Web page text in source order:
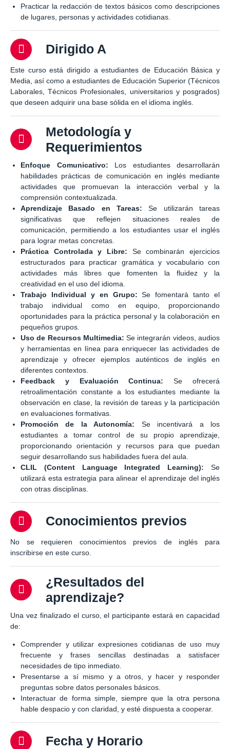
Practicar la redacción de textos básicos como descripciones
de lugares, personas y actividades cotidianas.
Dirigido A
Este curso está dirigido a estudiantes de Educación Básica y
Media, así como a estudiantes de Educación Superior (Técnicos
Laborales, Técnicos Profesionales, universitarios y posgrados)
que deseen adquirir una base sólida en el idioma inglés.
Metodología y
Requerimientos
Enfoque Comunicativo: Los estudiantes desarrollarán
habilidades prácticas de comunicación en inglés mediante
actividades que promuevan la interacción verbal y la
comprensión contextualizada.
Aprendizaje Basado en Tareas: Se utilizarán tareas
significativas que reflejen situaciones reales de
comunicación, permitiendo a los estudiantes usar el inglés
para lograr metas concretas.
Práctica Controlada y Libre: Se combinarán ejercicios
estructurados para practicar gramática y vocabulario con
actividades más libres que fomenten la fluidez y la
creatividad en el uso del idioma.
Trabajo Individual y en Grupo: Se fomentará tanto el
trabajo individual como en equipo, proporcionando
oportunidades para la práctica personal y la colaboración en
pequeños grupos.
Uso de Recursos Multimedia: Se integrarán videos, audios
y herramientas en línea para enriquecer las actividades de
aprendizaje y ofrecer ejemplos auténticos de inglés en
diferentes contextos.
Feedback y Evaluación Continua: Se ofrecerá
retroalimentación constante a los estudiantes mediante la
observación en clase, la revisión de tareas y la participación
en evaluaciones formativas.
Promoción de la Autonomía: Se incentivará a los
estudiantes a tomar control de su propio aprendizaje,
proporcionando orientación y recursos para que puedan
seguir desarrollando sus habilidades fuera del aula.
CLIL (Content Language Integrated Learning): Se
utilizará esta estrategia para alinear el aprendizaje del inglés
con otras disciplinas.
Conocimientos previos
No se requieren conocimientos previos de inglés para
inscribirse en este curso.
¿Resultados del
aprendizaje?
Una vez finalizado el curso, el participante estará en capacidad
de:
Comprender y utilizar expresiones cotidianas de uso muy
frecuente y frases sencillas destinadas a satisfacer
necesidades de tipo inmediato.
Presentarse a sí mismo y a otros, y hacer y responder
preguntas sobre datos personales básicos.
Interactuar de forma simple, siempre que la otra persona
hable despacio y con claridad, y esté dispuesta a cooperar.
Fecha y Horario